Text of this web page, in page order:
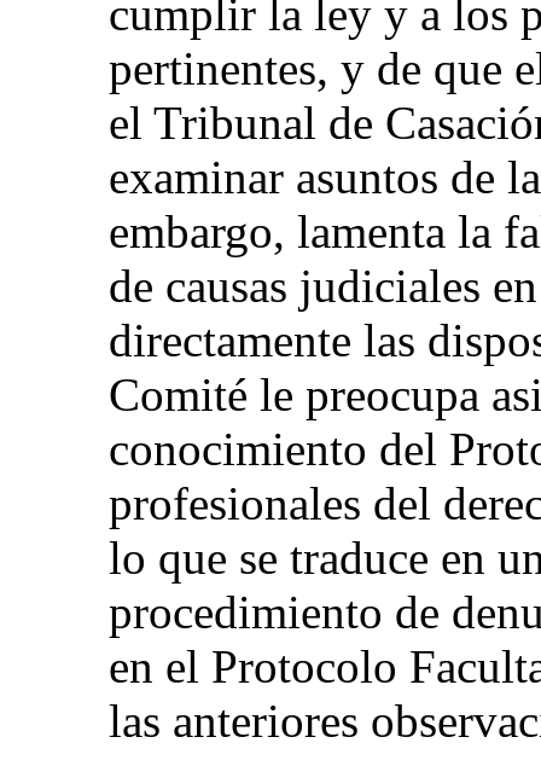
cumplir la ley y a los
pertinentes, y de que
el Tribunal de
examinar asuntos de
embargo, lamenta la
de causas judiciales
directamente las
Comité le preocupa
conocimiento del
profesionales del
lo que se traduce en
procedimiento de
en el Protocolo
las anteriores